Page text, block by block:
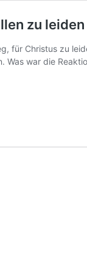
zu leiden
für Christus zu
Was war die